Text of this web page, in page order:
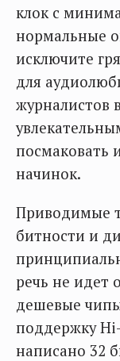
клок с
нормальные
исключите
для
журналистов
посмаковать
начинок.
Приводимые
битности и
речь не идет
дешевые
поддержку
написано 32